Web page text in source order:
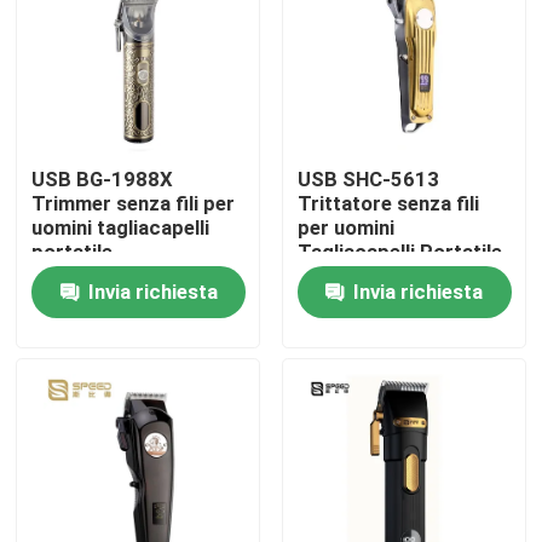
Mostra VR
Tagliacapelli professionale
Tagliacapelli ricaricabile
Tagliacapelli da barbiere
Trituratore di capelli senza fili
Un tagliacapelli impermeabile
USB BG-1988X
Trimmer senza fili per
uomini tagliacapelli
portatile
Invia richiesta
USB SHC-5613
Trittatore senza fili
per uomini
Tagliacapelli Portatile
Invia richiesta